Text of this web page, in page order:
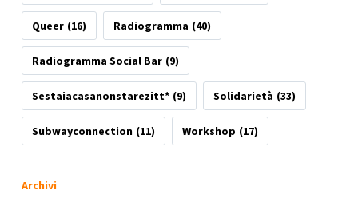
Queer (16) Radiogramma (40)
Radiogramma Social Bar (9)
Sestaiacasanonstarezitt* (9) Solidarietà (33)
Subwayconnection (11) Workshop (17)
Archivi